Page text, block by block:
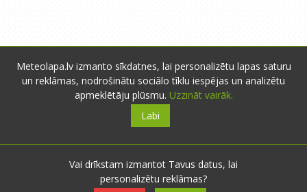
Par mums
Meteolapa.lv izmanto sīkdatnes, lai personalizētu lapas saturu
un reklāmas, nodrošinātu sociālo tīklu iespējas un analizētu
apmeklētāju plūsmu. Uzzināt vairāk.
Labi
Vai drīkstam izmantot Tavus datus, lai
personalizētu reklāmas?